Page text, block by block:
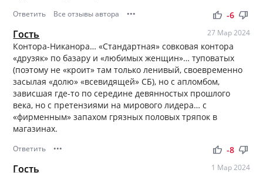
Ответить Все отзывы автора ••• thumb_up thumb_down
-6
Гость 27 Мар 2024
Контора-Никанора… «Стандартная» совковая контора
«друзяк» по базару и «любимых женщин»… туповатых
(поэтому не «кроит» там только ленивый, своевременно
засылая «долю» «всевидящей» СБ), но с апломбом,
зависшая где-то по середине девянностых прошлого
века, но с претензиями на мирового лидера… с
«фирменным» запахом грязных половых тряпок в
магазинах.
Ответить ••• thumb_up thumb_down
-8
Гость 1 Мар 2024